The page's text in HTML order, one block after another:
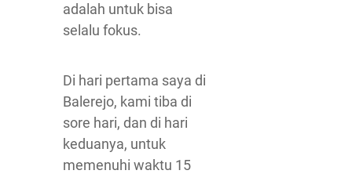
adalah untuk bisa
selalu fokus.
Di hari pertama saya di
Balerejo, kami tiba di
sore hari, dan di hari
keduanya, untuk
memenuhi waktu 15